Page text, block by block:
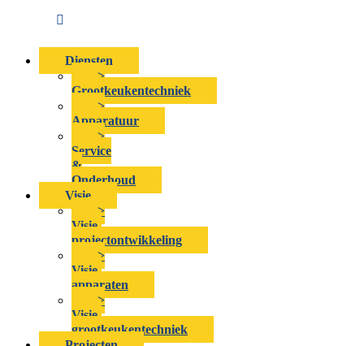
Diensten
>
Grootkeukentechniek
>
Apparatuur
>
Service
&
Onderhoud
Visie
>
Visie-
projectontwikkeling
>
Visie-
apparaten
>
Visie-
grootkeukentechniek